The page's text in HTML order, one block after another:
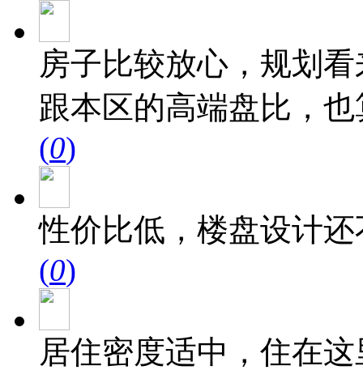
房子比较放心，规划
跟本区的高端盘比，
(0)
性价比低，楼盘设计
(0)
居住密度适中，住在